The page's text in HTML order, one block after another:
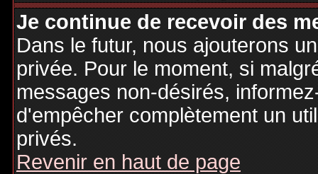
Je continue de recevoir des
Dans le futur, nous ajouterons
privée. Pour le moment, si
messages non-désirés,
d'empêcher complètement un
privés.
Revenir en haut de page